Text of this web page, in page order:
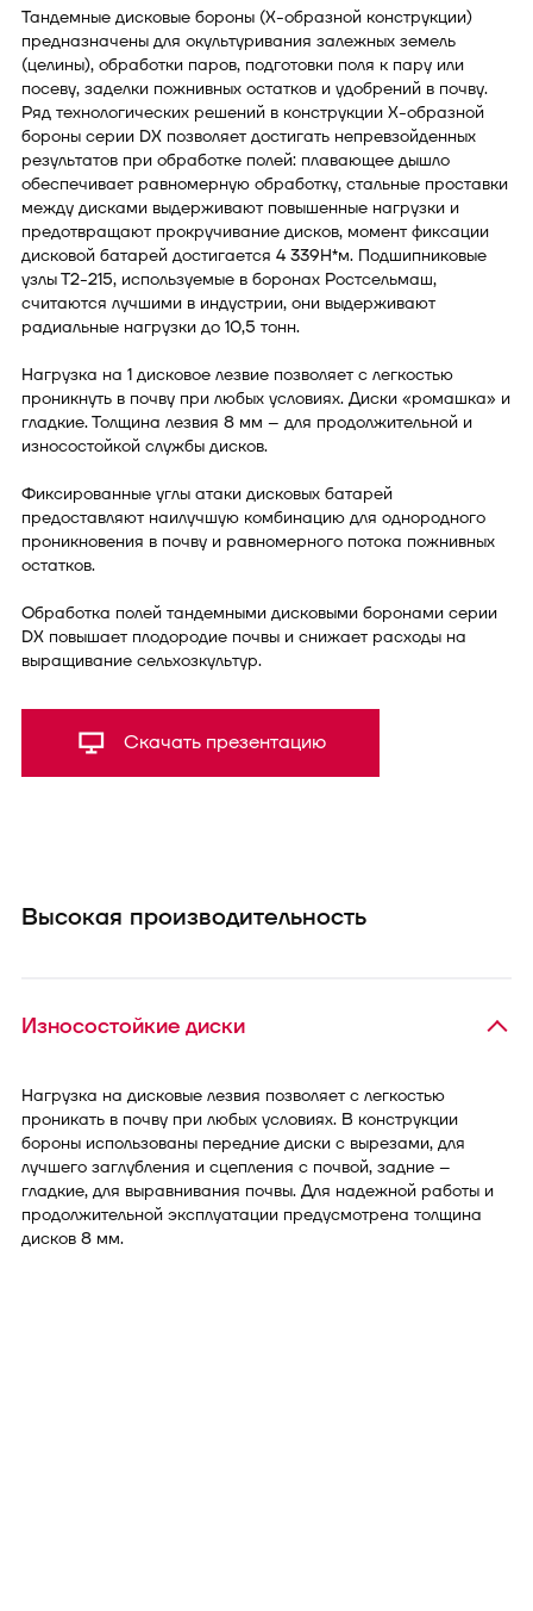
Тандемные дисковые бороны (Х-образной конструкции)
предназначены для окультуривания залежных земель
(целины), обработки паров, подготовки поля к пару или
посеву, заделки пожнивных остатков и удобрений в почву.
Ряд технологических решений в конструкции Х-образной
бороны серии DX позволяет достигать непревзойденных
результатов при обработке полей: плавающее дышло
обеспечивает равномерную обработку, стальные проставки
между дисками выдерживают повышенные нагрузки и
предотвращают прокручивание дисков, момент фиксации
дисковой батарей достигается 4 339Н*м. Подшипниковые
узлы Т2-215, используемые в боронах Ростсельмаш,
считаются лучшими в индустрии, они выдерживают
радиальные нагрузки до 10,5 тонн.
Нагрузка на 1 дисковое лезвие позволяет с легкостью
проникнуть в почву при любых условиях. Диски «ромашка» и
гладкие. Толщина лезвия 8 мм – для продолжительной и
износостойкой службы дисков.
Фиксированные углы атаки дисковых батарей
предоставляют наилучшую комбинацию для однородного
проникновения в почву и равномерного потока пожнивных
остатков.
Обработка полей тандемными дисковыми боронами серии
DX повышает плодородие почвы и снижает расходы на
выращивание сельхозкультур.
Скачать презентацию
Высокая производительность
Износостойкие диски
Нагрузка на дисковые лезвия позволяет с легкостью
проникать в почву при любых условиях. В конструкции
бороны использованы передние диски с вырезами, для
лучшего заглубления и сцепления с почвой, задние –
гладкие, для выравнивания почвы. Для надежной работы и
продолжительной эксплуатации предусмотрена толщина
дисков 8 мм.